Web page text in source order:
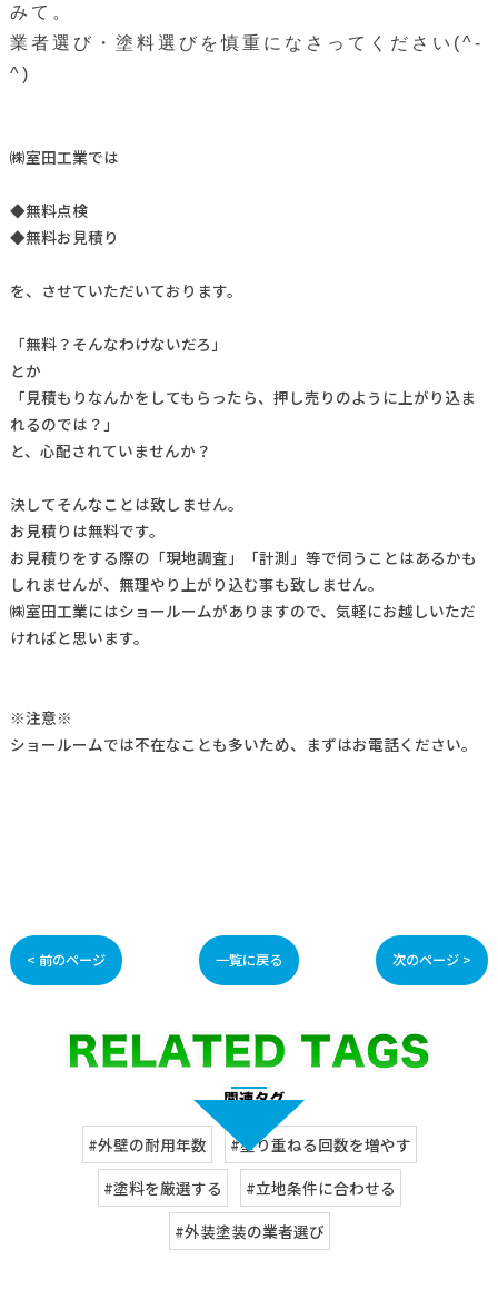
みて。
業者選び・塗料選びを慎重になさってください(^-
^)
㈱室田工業では
◆無料点検
◆無料お見積り
を、させていただいております。
「無料？そんなわけないだろ」
とか
「見積もりなんかをしてもらったら、押し売りのように上がり込ま
れるのでは？」
と、心配されていませんか？
決してそんなことは致しません。
お見積りは無料です。
お見積りをする際の「現地調査」「計測」等で伺うことはあるかも
しれませんが、無理やり上がり込む事も致しません。
㈱室田工業にはショールームがありますので、気軽にお越しいただ
ければと思います。
※注意※
ショールームでは不在なことも多いため、まずはお電話ください。
< 前のページ 一覧に戻る 次のページ >
#外壁の耐用年数
#塗り重ねる回数を増やす
#塗料を厳選する
#立地条件に合わせる
#外装塗装の業者選び